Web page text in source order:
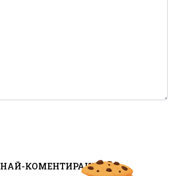
НАЙ-КОМЕНТИРАНИ